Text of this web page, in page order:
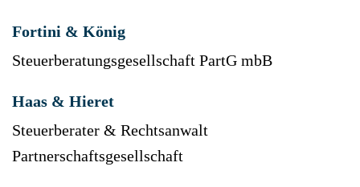
Fortini & König
Steuerberatungsgesellschaft PartG mbB
Haas & Hieret
Steuerberater & Rechtsanwalt
Partnerschaftsgesellschaft